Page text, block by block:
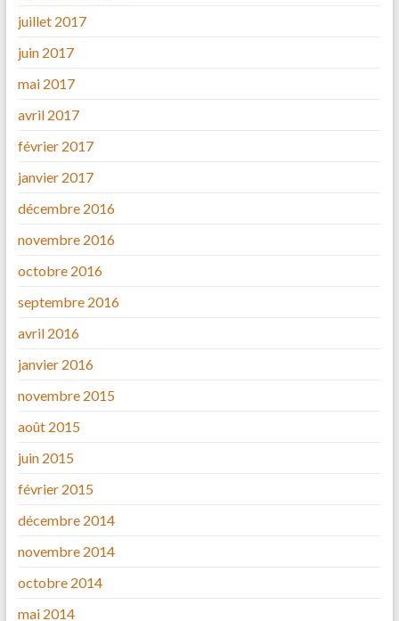
juillet 2017
juin 2017
mai 2017
avril 2017
février 2017
janvier 2017
décembre 2016
novembre 2016
octobre 2016
septembre 2016
avril 2016
janvier 2016
novembre 2015
août 2015
juin 2015
février 2015
décembre 2014
novembre 2014
octobre 2014
mai 2014